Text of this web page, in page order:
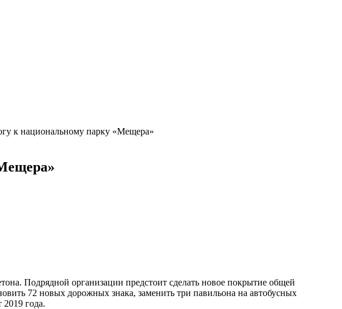
к национальному парку «Мещера»
Подрядной организации предстоит сделать новое покрытие общей
72 новых дорожных знака, заменить три павильона на автобусных
года.